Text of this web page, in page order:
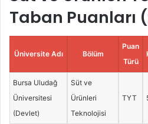
Taban Puanları
Üniversite Adı Bölüm
Puan
Türü
Bursa Uludağ
Üniversitesi
(Devlet)
Süt ve
Ürünleri
Teknolojisi
TYT